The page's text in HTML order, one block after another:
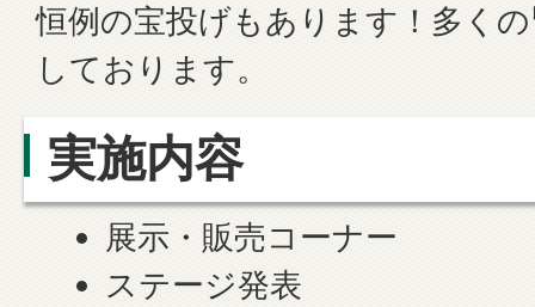
恒例の宝投げもあります！多く
しております。
実施内容
展示・販売コーナー
ステージ発表